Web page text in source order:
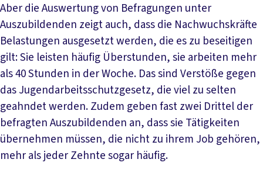
Aber die Auswertung von Befragungen unter
Auszubildenden zeigt auch, dass die Nachwuchskräfte
Belastungen ausgesetzt werden, die es zu beseitigen
gilt: Sie leisten häufig Überstunden, sie arbeiten mehr
als 40 Stunden in der Woche. Das sind Verstöße gegen
das Jugendarbeitsschutzgesetz, die viel zu selten
geahndet werden. Zudem geben fast zwei Drittel der
befragten Auszubildenden an, dass sie Tätigkeiten
übernehmen müssen, die nicht zu ihrem Job gehören,
mehr als jeder Zehnte sogar häufig.